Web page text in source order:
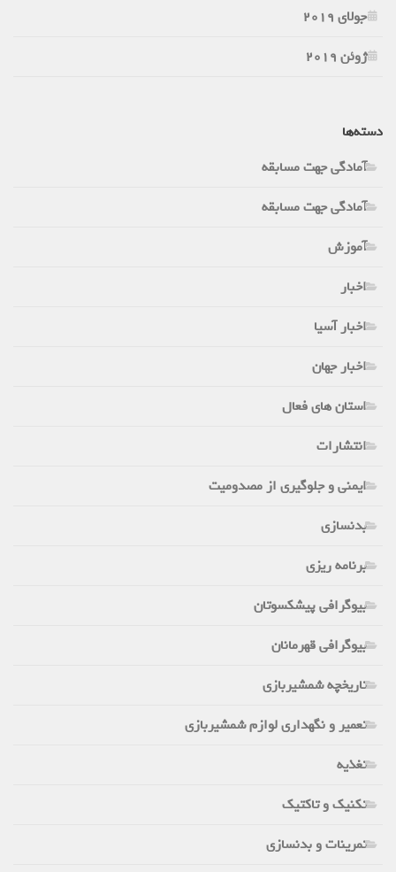
جولای 2019
ژوئن 2019
دسته‌ها
آمادگی جهت مسابقه
آمادگی جهت مسابقه
آموزش
اخبار
اخبار آسیا
اخبار جهان
استان های فعال
انتشارات
ایمنی و جلوگیری از مصدومیت
بدنسازی
برنامه ریزی
بیوگرافی پیشکسوتان
بیوگرافی قهرمانان
تاریخچه شمشیربازی
تعمیر و نگهداری لوازم شمشیربازی
تغذیه
تکنیک و تاکتیک
تمرینات و بدنسازی